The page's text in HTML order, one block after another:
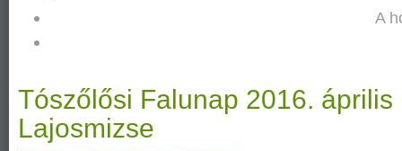
A
Tószőlősi Falunap 2016. április
Lajosmizse